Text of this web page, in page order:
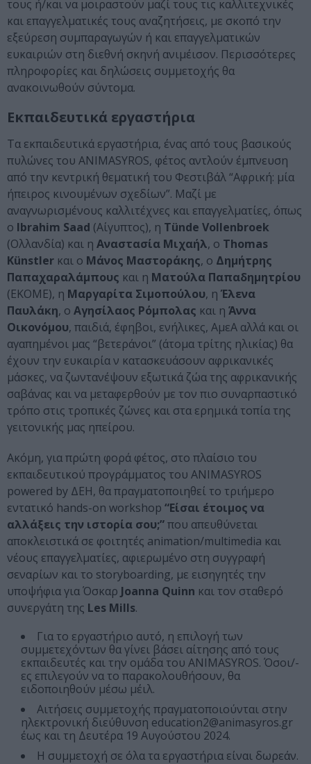
τους ή/και να μοιραστούν μαζί τους τις καλλιτεχνικές
και επαγγελματικές τους αναζητήσεις, με σκοπό την
εξεύρεση συμπαραγωγών ή και επαγγελματικών
ευκαιριών στη διεθνή σκηνή ανιμέισον. Περισσότερες
πληροφορίες και δηλώσεις συμμετοχής θα
ανακοινωθούν σύντομα.
Εκπαιδευτικά εργαστήρια
Τα εκπαιδευτικά εργαστήρια, ένας από τους βασικούς
πυλώνες του ANIMASYROS, φέτος αντλούν έμπνευση
από την κεντρική θεματική του Φεστιβάλ “Αφρική: μία
ήπειρος κινουμένων σχεδίων”. Μαζί με
αναγνωρισμένους καλλιτέχνες και επαγγελματίες, όπως
ο Ibrahim Saad (Αίγυπτος), η Tünde Vollenbroek
(Ολλανδία) και η Αναστασία Μιχαήλ, ο Thomas
Künstler και ο Μάνος Μαστοράκης, ο Δημήτρης
Παπαχαραλάμπους και η Ματούλα Παπαδημητρίου
(ΕΚΟΜΕ), η Μαργαρίτα Σιμοπούλου, η Έλενα
Παυλάκη, ο Αγησίλαος Ρόμπολας και η Άννα
Οικονόμου, παιδιά, έφηβοι, ενήλικες, ΑμεΑ αλλά και οι
αγαπημένοι μας “βετεράνοι” (άτομα τρίτης ηλικίας) θα
έχουν την ευκαιρία ν κατασκευάσουν αφρικανικές
μάσκες, να ζωντανέψουν εξωτικά ζώα της αφρικανικής
σαβάνας και να μεταφερθούν με τον πιο συναρπαστικό
τρόπο στις τροπικές ζώνες και στα ερημικά τοπία της
γειτονικής μας ηπείρου.
Ακόμη, για πρώτη φορά φέτος, στο πλαίσιο του
εκπαιδευτικού προγράμματος του ANIMASYROS
powered by ΔΕΗ, θα πραγματοποιηθεί το τριήμερο
εντατικό hands-on workshop “Είσαι έτοιμος να
αλλάξεις την ιστορία σου;”που απευθύνεται
αποκλειστικά σε φοιτητές animation/multimedia και
νέους επαγγελματίες, αφιερωμένο στη συγγραφή
σεναρίων και το storyboarding, με εισηγητές την
υποψήφια για Όσκαρ Joanna Quinn και τον σταθερό
συνεργάτη της Les Mills.
Για το εργαστήριο αυτό, η επιλογή των
συμμετεχόντων θα γίνει βάσει αίτησης από τους
εκπαιδευτές και την ομάδα του ANIMASYROS. Όσοι/-
ες επιλεγούν να το παρακολουθήσουν, θα
ειδοποιηθούν μέσω μέιλ.
Αιτήσεις συμμετοχής πραγματοποιούνται στην
ηλεκτρονική διεύθυνση education2@animasyros.gr
έως και τη Δευτέρα 19 Αυγούστου 2024.
Η συμμετοχή σε όλα τα εργαστήρια είναι δωρεάν.